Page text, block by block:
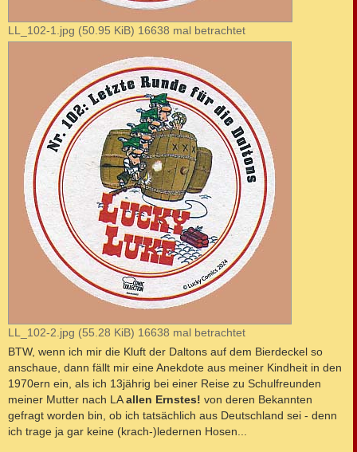
LL_102-1.jpg (50.95 KiB) 16638 mal betrachtet
LL_102-2.jpg (55.28 KiB) 16638 mal betrachtet
BTW, wenn ich mir die Kluft der Daltons auf dem Bierdeckel so
anschaue, dann fällt mir eine Anekdote aus meiner Kindheit in den
1970ern ein, als ich 13jährig bei einer Reise zu Schulfreunden
meiner Mutter nach LAallen Ernstes! von deren Bekannten
gefragt worden bin, ob ich tatsächlich aus Deutschland sei - denn
ich trage ja gar keine (krach-)ledernen Hosen...